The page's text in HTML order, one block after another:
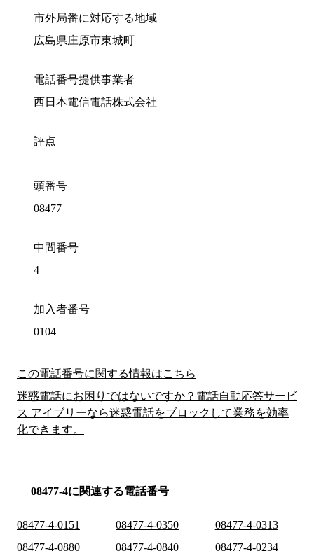
市外局番に対応する地域
広島県庄原市東城町
電話番号提供事業者
西日本電信電話株式会社
評点
頭番号
08477
中間番号
4
加入者番号
0104
この電話番号に関する情報はこちら
迷惑電話にお困りではないですか？電話自動応答サービ
ス アイブリーなら迷惑電話をブロックして業務を効率
化できます。
08477-4に関連する電話番号
08477-4-0151 08477-4-0350
08477-4-0313
08477-4-0880
08477-4-0840
08477-4-0234